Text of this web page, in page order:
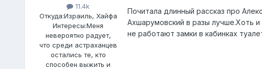
11.4k
Откуда:Израиль, Хайфа
Интересы:Меня
невероятно радует,
что среди астраханцев
остались те, кто
способен выжить и
Почитала длинный рассказ про
Ахшарумовский в разы лучше.Хоть
не работают замки в кабинках